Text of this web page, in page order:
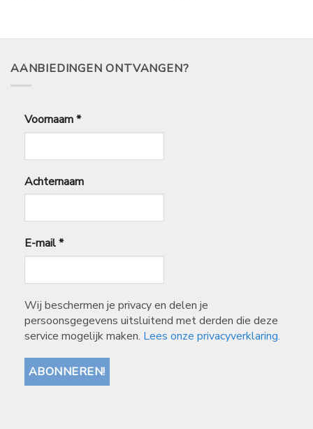
34,75
AANBIEDINGEN ONTVANGEN?
Voornaam*
Achternaam
E-mail*
Wij beschermen je privacy en delen je
persoonsgegevens uitsluitend met derden die deze
service mogelijk maken. Lees onze privacyverklaring.